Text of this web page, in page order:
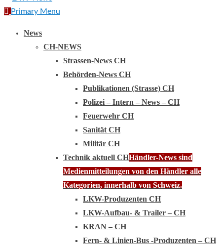
Primary Menu
News
CH-NEWS
Strassen-News CH
Behörden-News CH
Publikationen (Strasse) CH
Polizei – Intern – News – CH
Feuerwehr CH
Sanität CH
Militär CH
Technik aktuell CHHändler-News sind
Medienmitteilungen von den Händler alle
Kategorien, innerhalb von Schweiz.
LKW-Produzenten CH
LKW-Aufbau- & Trailer – CH
KRAN – CH
Fern- & Linien-Bus -Produzenten – CH